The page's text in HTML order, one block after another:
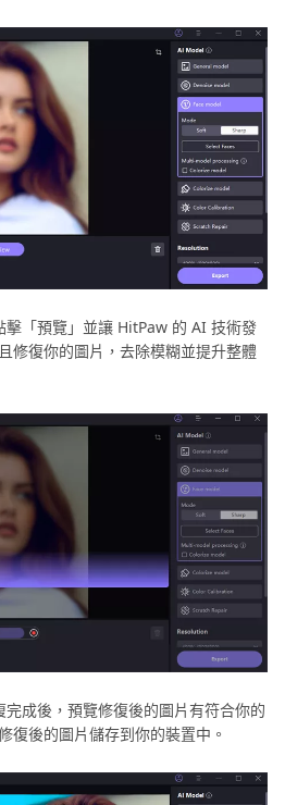
擊「預覽」並讓 HitPaw 的 AI 技術發
修復你的圖片，去除模糊並提升整體
完成後，預覽修復後的圖片有符合你的
復後的圖片儲存到你的裝置中。